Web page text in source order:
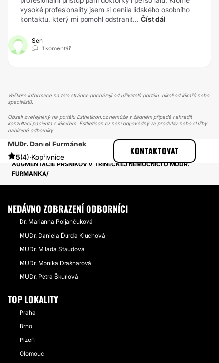
vysoké profesionality jsem si cenila lidského osobního
kontaktu, který mi pomohl odstranit... Číst dál
Sen
1 komentář
Veškeré informace na této stránce pocházejí od uživatelů portálu, nikoli od lékařů nebo
specialistů.
Obsah zveřejněný na portálu Estheticon.cz nemůže v žádném případě nahradit
konzultaci pacienta s lékařem. Estheticon.cz není odpovědný za produkty nebo služby
nabízené odborníky.
MUDr. Daniel Furmánek
5(4)·Kopřivnice
KONTAKTOVAT
ESTHETICON
PŘÍBĚHY
PŘÍBĚHY TÝKAJÍCÍ SE ZÁKROKU ZVĚTŠENÍ PRSOU
AUGMENTACIE PRSNIKOV V TRINECKEJ NEMOCNICI U MUDR.
FURMANKA
NEDÁVNO ZOBRAZENÍ ODBORNÍCI
Dr. Marianna Poljančuková
MUDr. Daniela Ďurďa Kluchová
MUDr. Milada Staudová
MUDr. Monika Drašnarová
MUDr. Petra Škurlová
TOP LOKALITY
Praha
Brno
Plzeň
Olomouc